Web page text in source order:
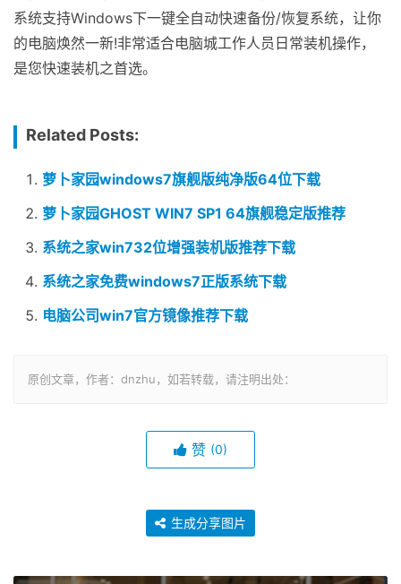
系统支持Windows下一键全自动快速备份/恢复系统，让你
的电脑焕然一新!非常适合电脑城工作人员日常装机操作，
是您快速装机之首选。
Related Posts:
萝卜家园windows7旗舰版纯净版64位下载
萝卜家园GHOST WIN7 SP1 64旗舰稳定版推荐
系统之家win732位增强装机版推荐下载
系统之家免费windows7正版系统下载
电脑公司win7官方镜像推荐下载
原创文章，作者：dnzhu，如若转载，请注明出处：
赞 (0)
生成分享图片